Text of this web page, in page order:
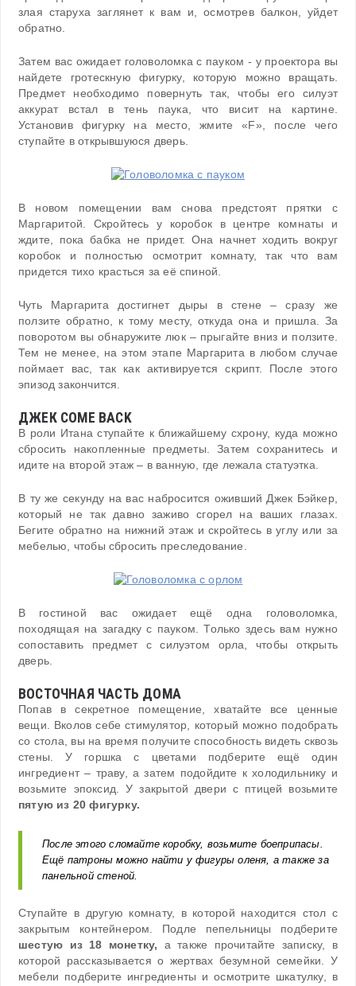
злая старуха заглянет к вам и, осмотрев балкон, уйдет
обратно.
Затем вас ожидает головоломка с пауком - у проектора вы
найдете гротескную фигурку, которую можно вращать.
Предмет необходимо повернуть так, чтобы его силуэт
аккурат встал в тень паука, что висит на картине.
Установив фигурку на место, жмите «F», после чего
ступайте в открывшуюся дверь.
В новом помещении вам снова предстоят прятки с
Маргаритой. Скройтесь у коробок в центре комнаты и
ждите, пока бабка не придет. Она начнет ходить вокруг
коробок и полностью осмотрит комнату, так что вам
придется тихо красться за её спиной.
Чуть Маргарита достигнет дыры в стене – сразу же
ползите обратно, к тому месту, откуда она и пришла. За
поворотом вы обнаружите люк – прыгайте вниз и ползите.
Тем не менее, на этом этапе Маргарита в любом случае
поймает вас, так как активируется скрипт. После этого
эпизод закончится.
ДЖЕК COME BACK
В роли Итана ступайте к ближайшему схрону, куда можно
сбросить накопленные предметы. Затем сохранитесь и
идите на второй этаж – в ванную, где лежала статуэтка.
В ту же секунду на вас набросится оживший Джек Бэйкер,
который не так давно заживо сгорел на ваших глазах.
Бегите обратно на нижний этаж и скройтесь в углу или за
мебелью, чтобы сбросить преследование.
В гостиной вас ожидает ещё одна головоломка,
походящая на загадку с пауком. Только здесь вам нужно
сопоставить предмет с силуэтом орла, чтобы открыть
дверь.
ВОСТОЧНАЯ ЧАСТЬ ДОМА
Попав в секретное помещение, хватайте все ценные
вещи. Вколов себе стимулятор, который можно подобрать
со стола, вы на время получите способность видеть сквозь
стены. У горшка с цветами подберите ещё один
ингредиент – траву, а затем подойдите к холодильнику и
возьмите эпоксид. У закрытой двери с птицей возьмите
пятую из 20 фигурку.
После этого сломайте коробку, возьмите боеприпасы.
Ещё патроны можно найти у фигуры оленя, а также за
панельной стеной.
Ступайте в другую комнату, в которой находится стол с
закрытым контейнером. Подле пепельницы подберите
шестую из 18 монетку, а также прочитайте записку, в
которой рассказывается о жертвах безумной семейки. У
мебели подберите ингредиенты и осмотрите шкатулку, в